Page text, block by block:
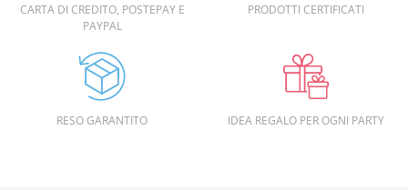
CARTA DI CREDITO, POSTEPAY E
PAYPAL
PRODOTTI CERTIFICATI
RESO GARANTITO IDEA REGALO PER OGNI PARTY